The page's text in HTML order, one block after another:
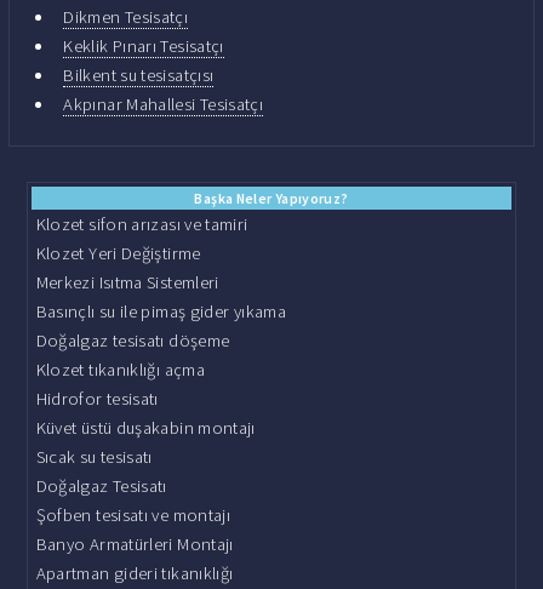
Dikmen Tesisatçı
Keklik Pınarı Tesisatçı
Bilkent su tesisatçısı
Akpınar Mahallesi Tesisatçı
Başka Neler Yapıyoruz?
Klozet sifon arızası ve tamiri
Klozet Yeri Değiştirme
Merkezi Isıtma Sistemleri
Basınçlı su ile pimaş gider yıkama
Doğalgaz tesisatı döşeme
Klozet tıkanıklığı açma
Hidrofor tesisatı
Küvet üstü duşakabin montajı
Sıcak su tesisatı
Doğalgaz Tesisatı
Şofben tesisatı ve montajı
Banyo Armatürleri Montajı
Apartman gideri tıkanıklığı